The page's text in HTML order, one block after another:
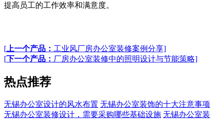
提高员工的工作效率和满意度。
[上一个产品： 工业风厂房办公室装修案例分享]
[ 下一个产品： 厂房办公室装修中的照明设计与节能策略]
热点推荐
无锡办公室设计的风水布置 无锡办公室装饰的十大注意事项
无锡办公室装修设计，需要采购哪些基础设施 无锡办公室装